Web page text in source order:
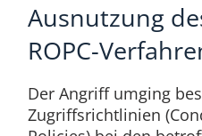
Ausnutzung
ROPC-
Der Angriff umging
Zugriffsrichtlinien